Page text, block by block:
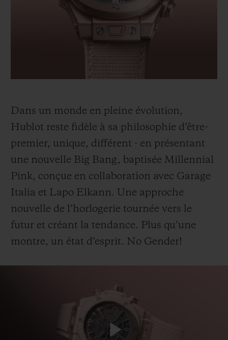
Dans un monde en pleine évolution,
Hublot reste fidèle à sa philosophie d’être-
premier, unique, différent - en présentant
une nouvelle Big Bang, baptisée Millennial
Pink, conçue en collaboration avec Garage
Italia et Lapo Elkann. Une approche
nouvelle de l’horlogerie tournée vers le
futur et créant la tendance. Plus qu’une
montre, un état d’esprit. No Gender!
BIG BANG
PEACH CERAMIC
DÉLAI DE LIVRAISON
LIVRAISON ET RETOURS GRATUITS
POCHETTE CADEAU
NOUS CONTACTER